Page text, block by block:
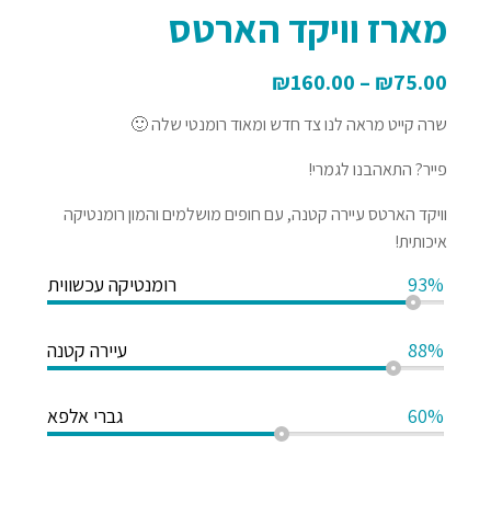
מארז וויקד הארטס
₪75.00
–
₪160.00
שרה קייט מראה לנו צד חדש ומאוד רומנטי שלה 🙂
פייר? התאהבנו לגמרי!
וויקד הארטס עיירה קטנה, עם חופים מושלמים והמון רומנטיקה
איכותית!
רומנטיקה עכשווית 93%
עיירה קטנה 88%
גברי אלפא 60%